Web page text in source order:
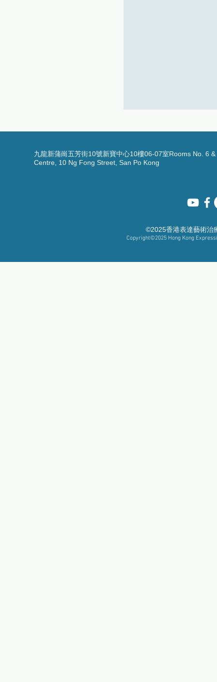
九龍新蒲崗五芳街10號新寶中心10樓06-07室Rooms No. 6
Centre, 10 Ng Fong Street, San Po Kong
©2025香港表達藝術治
Copyright©2025 Hong Kong